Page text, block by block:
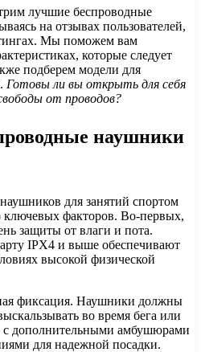
лучшие беспроводные
на отзывах пользователей,
Мы поможем вам
которые следует
подберем модели для
Готовы ли вы открыть для себя
от проводов?
наушники
для занятий спортом
ключевых факторов. Во-первых,
защиты от влаги и пота.
IPX4 и выше обеспечивают
высокой физической
фиксация. Наушники должны
во время бега или
дополнительными амбушюрами
для надежной посадки.